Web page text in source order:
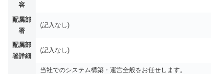
容
配属部
署
(記入なし)
配属部
署詳細
(記入なし)
当社でのシステム構築・運営全般をお任せします。